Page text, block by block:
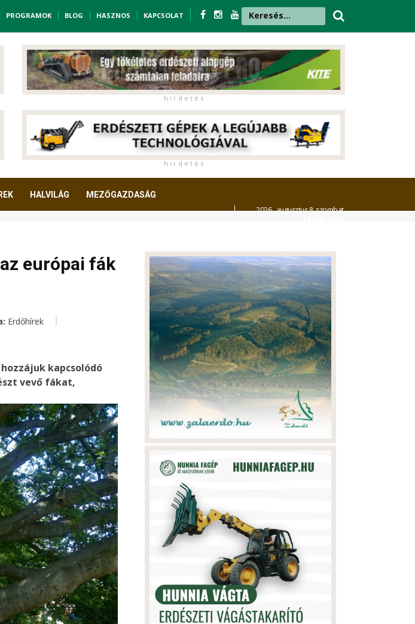
PROGRAMOK BLOG HASZNOS KAPCSOLAT
h i r d e t é s
h i r d e t é s
HALVILÁG MEZŐGAZDASÁG
2026. augusztus 8. szombat,
európai fák
Erdőhírek
kapcsolódó
vevő fákat,